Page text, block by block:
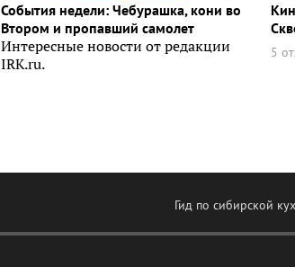
События недели: Чебурашка, кони во
Втором и пропавший самолет
Интересные новости от редакции
IRK.ru.
5
Гид по сибирской